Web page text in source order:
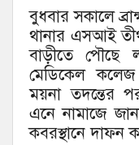
বুধবার সকালে
থানার এসআই
বাড়ীতে পৌছে
মেডিকেল কলেজ
ময়না তদন্তের
এনে নামাজে
কবরস্থানে দাফন